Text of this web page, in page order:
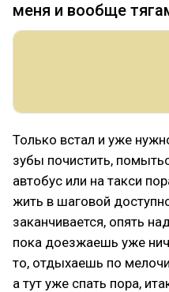
меня и вообще
Только встал и уже
зубы почистить,
автобус или на такси
жить в шаговой
заканчивается, опять
пока доезжаешь уже
то, отдыхаешь по
а тут уже спать пора,